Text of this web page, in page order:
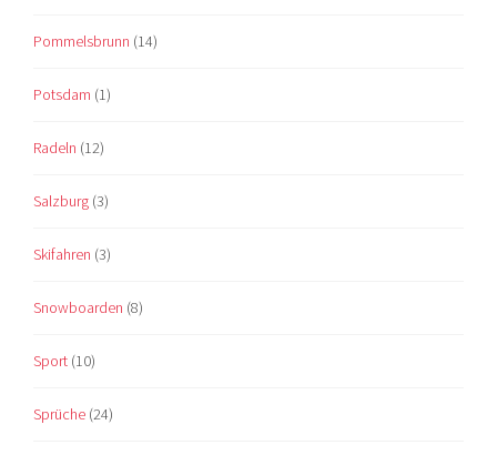
Pommelsbrunn (14)
Potsdam (1)
Radeln (12)
Salzburg (3)
Skifahren (3)
Snowboarden (8)
Sport (10)
Sprüche (24)